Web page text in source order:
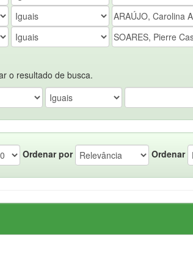
o resultado de busca.
Ordenar por Ordenar